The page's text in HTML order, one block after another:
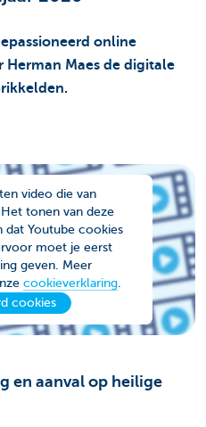
online
Maes de digitale
video die van
tonen van deze
dat Youtube cookies
moet je eerst
geven. Meer
cookieverklaring.
cookies
en aanval op heilige